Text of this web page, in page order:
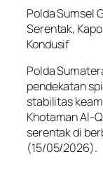
Polda Sumsel
Serentak,
Kondusif
Polda
pendekatan
stabilitas
Khotaman Al-
serentak di
(15/05/2026).